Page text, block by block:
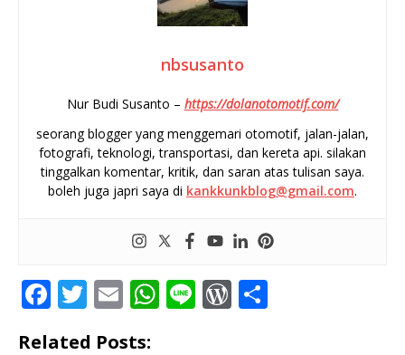
nbsusanto
Nur Budi Susanto – https://dolanotomotif.com/
seorang blogger yang menggemari otomotif, jalan-jalan,
fotografi, teknologi, transportasi, dan kereta api. silakan
tinggalkan komentar, kritik, dan saran atas tulisan saya.
boleh juga japri saya di kankkunkblog@gmail.com.
F T E W Li W
Related Posts: